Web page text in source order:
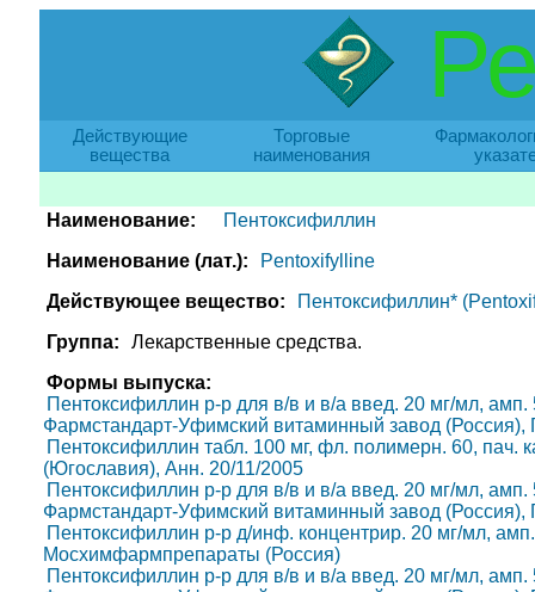
Действующие
вещества
Торговые
наименования
Наименование:
Пентоксифиллин
Наименование (лат.):
Pentoxifylline
Действующее вещество:
Пентоксифиллин*
Группа:
Лекарственные средства.
Формы выпуска:
Пентоксифиллин р-р для в/в и в/а введ. 20 мг/мл, амп.
Фармстандарт-Уфимский витаминный завод
Пентоксифиллин табл. 100 мг, фл. полимерн. 60, пач.
(Югославия), Анн. 20/11/2005
Пентоксифиллин р-р для в/в и в/а введ. 20 мг/мл, амп.
Фармстандарт-Уфимский витаминный завод
Пентоксифиллин р-р д/инф. концентрир. 20 мг/мл,
Мосхимфармпрепараты (Россия)
Пентоксифиллин р-р для в/в и в/а введ. 20 мг/мл, амп.